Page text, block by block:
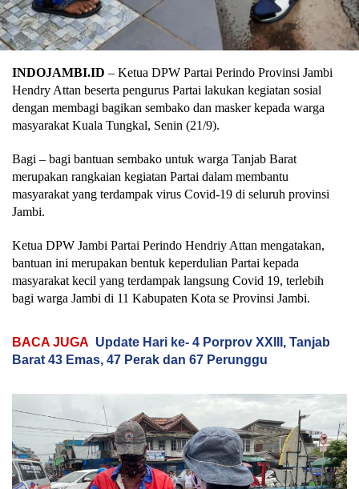
INDOJAMBI.ID – Ketua DPW Partai Perindo Provinsi Jambi
Hendry Attan beserta pengurus Partai lakukan kegiatan sosial
dengan membagi bagikan sembako dan masker kepada warga
masyarakat Kuala Tungkal, Senin (21/9).
Bagi – bagi bantuan sembako untuk warga Tanjab Barat
merupakan rangkaian kegiatan Partai dalam membantu
masyarakat yang terdampak virus Covid-19 di seluruh provinsi
Jambi.
Ketua DPW Jambi Partai Perindo Hendriy Attan mengatakan,
bantuan ini merupakan bentuk keperdulian Partai kepada
masyarakat kecil yang terdampak langsung Covid 19, terlebih
bagi warga Jambi di 11 Kabupaten Kota se Provinsi Jambi.
BACA JUGA Update Hari ke- 4 Porprov XXIII, Tanjab
Barat 43 Emas, 47 Perak dan 67 Perunggu